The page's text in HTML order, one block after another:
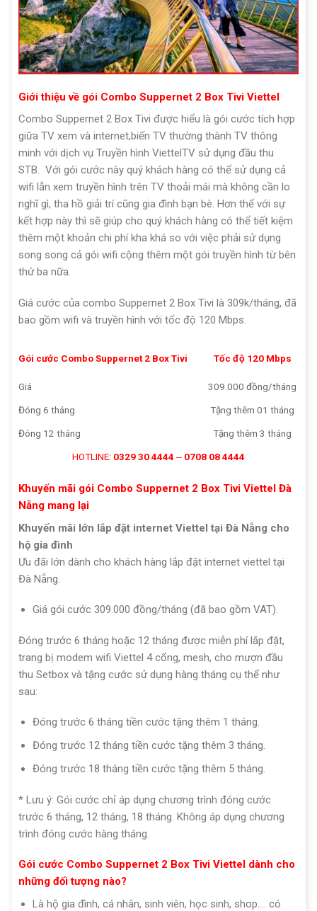
Giới thiệu về gói Combo Suppernet 2 Box Tivi Viettel
Combo Suppernet 2 Box Tivi được hiểu là gói cước tích hợp
giữa TV xem và internet,biến TV thường thành TV thông
minh với dịch vụ Truyền hình ViettelTV sử dụng đầu thu
STB. Với gói cước này quý khách hàng có thể sử dụng cả
wifi lẫn xem truyền hình trên TV thoải mái mà không cần lo
nghĩ gì, tha hồ giải trí cũng gia đình bạn bè. Hơn thế với sự
kết hợp này thì sẽ giúp cho quý khách hàng có thể tiết kiệm
thêm một khoản chi phí kha khá so với việc phải sử dụng
song song cả gói wifi cộng thêm một gói truyền hình từ bên
thứ ba nữa.
Giá cước của combo Suppernet 2 Box Tivi là 309k/tháng, đã
bao gồm wifi và truyền hình với tốc độ 120 Mbps.
Gói cước Combo Suppernet 2 Box Tivi Tốc độ 120 Mbps
Giá 309.000 đồng/tháng
Đóng 6 tháng Tặng thêm 01 tháng
Đóng 12 tháng Tặng thêm 3 tháng
HOTLINE: 0329 30 4444 -- 0708 08 4444
Khuyến mãi gói Combo Suppernet 2 Box Tivi Viettel Đà
Nẵng mang lại
Khuyến mãi lớn lắp đặt internet Viettel tại Đà Nẵng cho
hộ gia đình
Ưu đãi lớn dành cho khách hàng lắp đặt internet viettel tại
Đà Nẵng.
Giá gói cước 309.000 đồng/tháng (đã bao gồm VAT).
Đóng trước 6 tháng hoặc 12 tháng được miễn phí lắp đặt,
trang bị modem wifi Viettel 4 cổng, mesh, cho mượn đầu
thu Setbox và tặng cước sử dụng hàng tháng cụ thể như
sau:
Đóng trước 6 tháng tiền cước tặng thêm 1 tháng.
Đóng trước 12 tháng tiền cước tặng thêm 3 tháng.
Đóng trước 18 tháng tiền cước tặng thêm 5 tháng.
* Lưu ý: Gói cước chỉ áp dụng chương trình đóng cước
trước 6 tháng, 12 tháng, 18 tháng. Không áp dụng chương
trình đóng cước hàng tháng.
Gói cước Combo Suppernet 2 Box Tivi Viettel dành cho
những đối tượng nào?
Là hộ gia đình, cá nhân, sinh viên, học sinh, shop…. có